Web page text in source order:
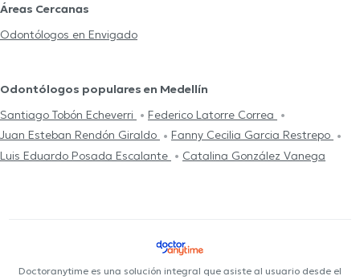
Áreas Cercanas
Odontólogos en Envigado
Odontólogos populares en Medellín
Santiago Tobón Echeverri
Federico Latorre Correa
Juan Esteban Rendón Giraldo
Fanny Cecilia Garcia Restrepo
Luis Eduardo Posada Escalante
Catalina González Vanega
Doctoranytime es una solución integral que asiste al usuario desde el